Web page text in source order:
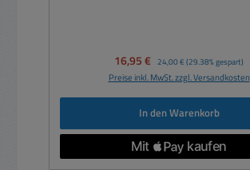
Verkaufspreis:
16,95 € Regulärer Preis:
24,00 € (29.38% gespart)
Preise inkl. MwSt. zzgl. Versandkosten
In den Warenkorb